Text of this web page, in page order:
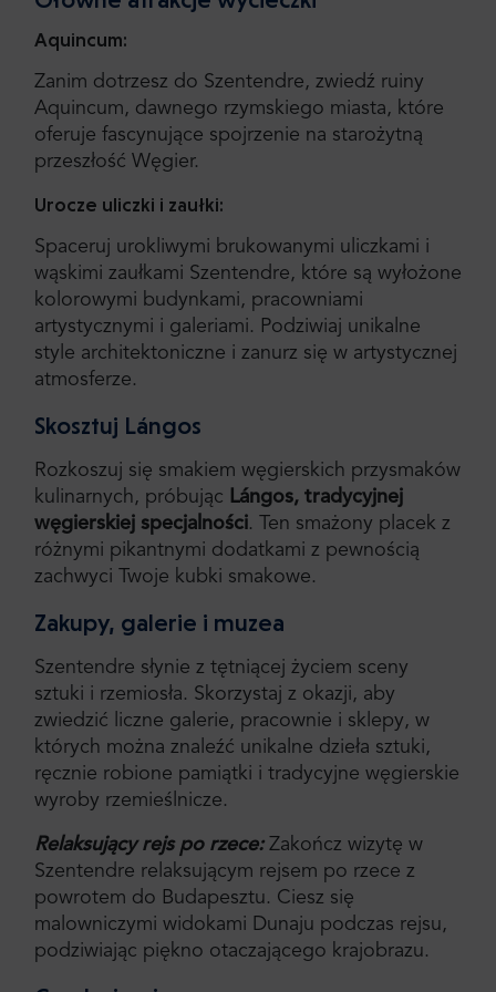
Aquincum:
Zanim dotrzesz do Szentendre, zwiedź ruiny
Aquincum, dawnego rzymskiego miasta, które
oferuje fascynujące spojrzenie na starożytną
przeszłość Węgier.
Urocze uliczki i zaułki:
Spaceruj urokliwymi brukowanymi uliczkami i
wąskimi zaułkami Szentendre, które są wyłożone
kolorowymi budynkami, pracowniami
artystycznymi i galeriami. Podziwiaj unikalne
style architektoniczne i zanurz się w artystycznej
atmosferze.
Skosztuj Lángos
Rozkoszuj się smakiem węgierskich przysmaków
kulinarnych, próbując Lángos, tradycyjnej
węgierskiej specjalności. Ten smażony placek z
różnymi pikantnymi dodatkami z pewnością
zachwyci Twoje kubki smakowe.
Zakupy, galerie i muzea
Szentendre słynie z tętniącej życiem sceny
sztuki i rzemiosła. Skorzystaj z okazji, aby
zwiedzić liczne galerie, pracownie i sklepy, w
których można znaleźć unikalne dzieła sztuki,
ręcznie robione pamiątki i tradycyjne węgierskie
wyroby rzemieślnicze.
Relaksujący rejs po rzece: Zakończ wizytę w
Szentendre relaksującym rejsem po rzece z
powrotem do Budapesztu. Ciesz się
malowniczymi widokami Dunaju podczas rejsu,
podziwiając piękno otaczającego krajobrazu.